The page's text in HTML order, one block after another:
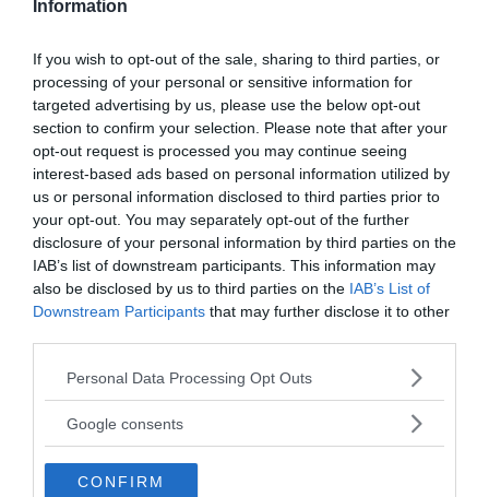
Information
If you wish to opt-out of the sale, sharing to third parties, or
processing of your personal or sensitive information for
targeted advertising by us, please use the below opt-out
section to confirm your selection. Please note that after your
opt-out request is processed you may continue seeing
interest-based ads based on personal information utilized by
us or personal information disclosed to third parties prior to
your opt-out. You may separately opt-out of the further
disclosure of your personal information by third parties on the
IAB’s list of downstream participants. This information may
also be disclosed by us to third parties on the IAB’s List of
Downstream Participants that may further disclose it to other
Please note that this website/app uses one or more Google
not limited to your visit or usage behaviour. You may click to
use your data for below specified purposes in below Google
consent section.
Personal Data Processing Opt Outs
Google consents
CONFIRM
Underhållning @NewsVoice
entertainment@sasser.net